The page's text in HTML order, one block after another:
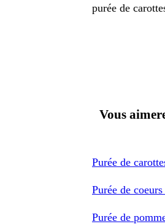
purée de
Vous
Purée de
Purée de
Purée de